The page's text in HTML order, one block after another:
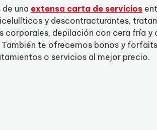
de una extensa carta de servicios
y descontracturantes,
corporales, depilación con cera fría
También te ofrecemos bonos y
o servicios al mejor precio.